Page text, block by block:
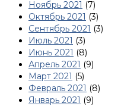
Ноябрь 2021 (7)
Октябрь 2021 (3)
Сентябрь 2021 (3)
Июль 2021 (3)
Июнь 2021 (8)
Апрель 2021 (9)
Март 2021 (5)
Февраль 2021 (8)
Январь 2021 (9)